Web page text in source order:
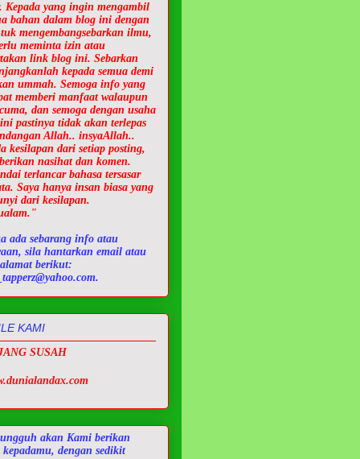
Kepada yang ingin mengambil
bahan dalam blog ini dengan
mengembangsebarkan ilmu,
meminta izin atau
link blog ini. Sebarkan
kepada semua demi
ummah. Semoga info yang
memberi manfaat walaupun
dan semoga dengan usaha
pastinya tidak akan terlepas
Allah.. insyaAllah..
kesilapan dari setiap posting,
nasihat dan komen.
terlancar bahasa tersasar
Saya hanya insan biasa yang
dari kesilapan.
"
ada sebarang info atau
sila hantarkan email atau
berikut:
KAMI
SUSAH
akan Kami berikan
kepadamu, dengan sedikit